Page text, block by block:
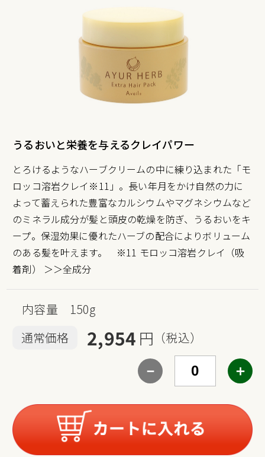
うるおいと栄養を与えるクレイパワー
とろけるようなハーブクリームの中に練り込まれた「モ
ロッコ溶岩クレイ※11」。長い年月をかけ自然の力に
よって蓄えられた豊富なカルシウムやマグネシウムなど
のミネラル成分が髪と頭皮の乾燥を防ぎ、うるおいをキ
ープ。保湿効果に優れたハーブの配合によりボリューム
のある髪を叶えます。 ※11 モロッコ溶岩クレイ（吸
着剤） ＞＞全成分
内容量 150g
通常価格
2,954 円 （税込）
－ ＋